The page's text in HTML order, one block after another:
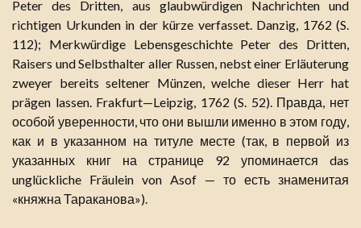
Peter des Dritten, aus glaubwürdigen Nachrichten und
richtigen Urkunden in der kürze verfasset. Danzig, 1762 (S.
112); Merkwürdige Lebensgeschichte Peter des Dritten,
Raisers und Selbsthalter aller Russen, nebst einer Erläuterung
zweyer bereits seltener Münzen, welche dieser Herr hat
prägen lassen. Frakfurt—Leipzig, 1762 (S. 52). Правда, нет
особой уверенности, что они вышли именно в этом году,
как и в указанном на титуле месте (так, в первой из
указанных книг на странице 92 упоминается das
unglückliche Fräulein von Asof — то есть знаменитая
«княжна Тараканова»).